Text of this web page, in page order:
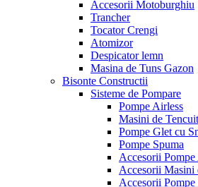
Accesorii Motoburghiu
Trancher
Tocator Crengi
Atomizor
Despicator lemn
Masina de Tuns Gazon
Bisonte Constructii
Sisteme de Pompare
Pompe Airless
Masini de Tencuit
Pompe Glet cu
Pompe Spuma
Accesorii Pompe
Accesorii Masini
Accesorii